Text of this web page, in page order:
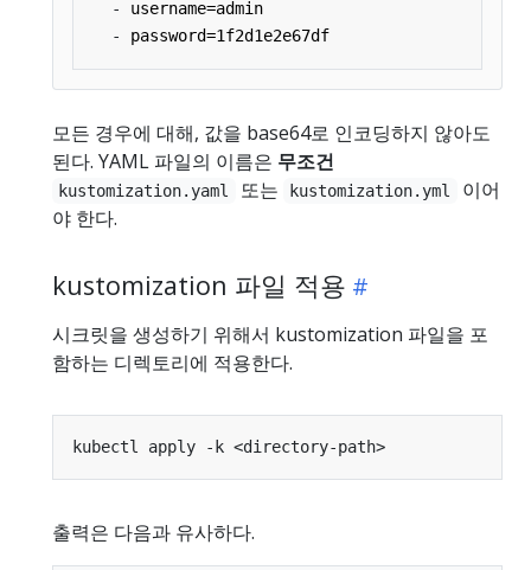
- username=admin
- password=1f2d1e2e67df
모든 경우에 대해, 값을 base64로 인코딩하지 않아도
된다. YAML 파일의 이름은 무조건
kustomization.yaml 또는 kustomization.yml
이어
야 한다.
kustomization 파일 적용
시크릿을 생성하기 위해서 kustomization 파일을 포
함하는 디렉토리에 적용한다.
출력은 다음과 유사하다.